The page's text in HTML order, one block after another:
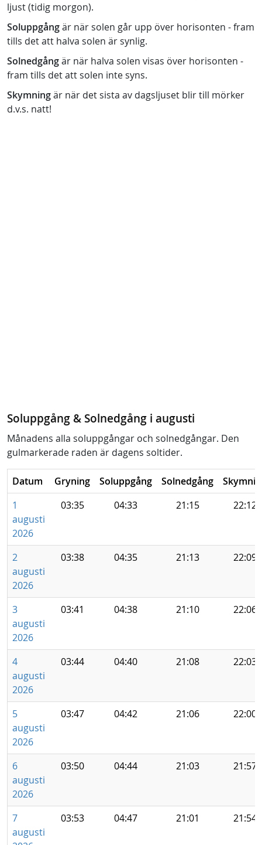
ljust (tidig morgon).
Soluppgångär när solen går upp över horisonten - fram
tills det att halva solen är synlig.
Solnedgångär när halva solen visas över horisonten -
fram tills det att solen inte syns.
Skymningär när det sista av dagsljuset blir till mörker
d.v.s. natt!
Soluppgång & Solnedgång i augusti
Månadens alla soluppgångar och solnedgångar. Den
gulmarkerade raden är dagens soltider.
Datum Gryning Soluppgång Solnedgång
1
augusti
2026
03:35 04:33 21:15 22:12
2
augusti
2026
03:38 04:35 21:13 22:09
3
augusti
2026
03:41 04:38 21:10 22:06
4
augusti
2026
03:44 04:40 21:08 22:03
5
augusti
2026
03:47 04:42 21:06 22:00
6
augusti
2026
03:50 04:44 21:03 21:57
7
augusti
03:53 04:47 21:01 21:54